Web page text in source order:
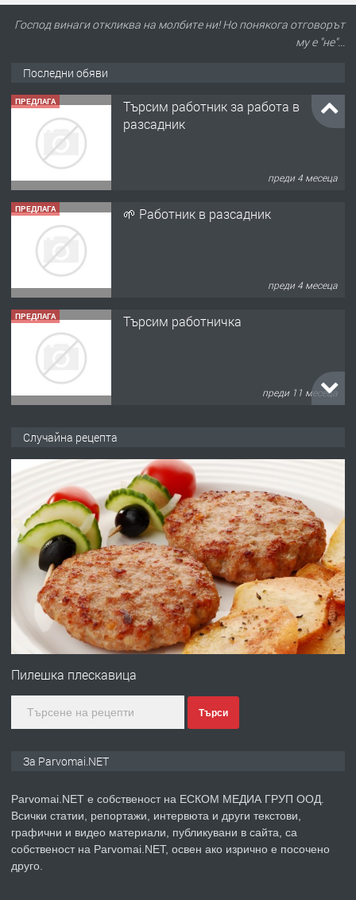
Господ винаги откликва на молбите ни! Но понякога отговорът
му е "не"...
Последни обяви
ПРЕДЛАГА
Търсим работник за работа в
разсадник
преди 4 месеца
ПРЕДЛАГА 🌱 Работник в разсадник
преди 4 месеца
ПРЕДЛАГА Търсим работничка
преди 11 месеца
преди 1 година
ПРЕДЛАГА Работа за общи работници
преди 1 година
ПРЕДЛАГА
Първи поход "По стъпките на Ангел
преди 1 година
ПРЕДЛАГА Уроци по Математика
Случайна рецепта
Пилешка плескавица
Търси
За Parvomai.NET
Parvomai.NET е собственост на ЕСКОМ МЕДИА ГРУП ООД.
Всички статии, репортажи, интервюта и други текстови,
графични и видео материали, публикувани в сайта, са
собственост на Parvomai.NET, освен ако изрично е посочено
друго.